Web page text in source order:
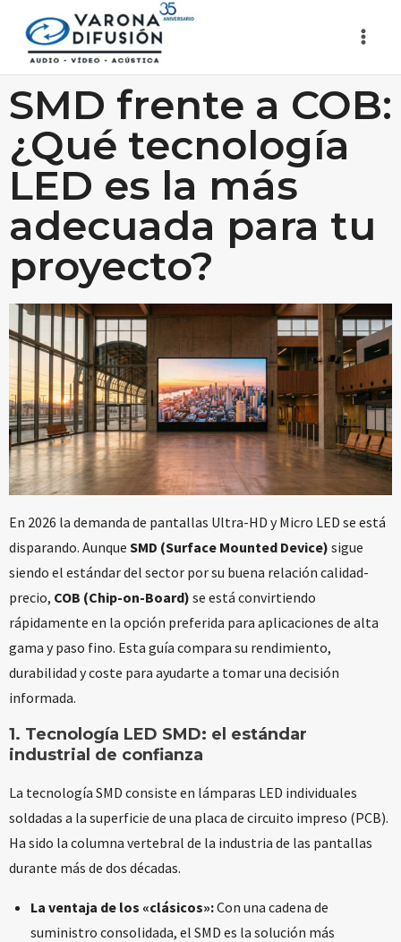
SMD frente a COB:
¿Qué tecnología
LED es la más
adecuada para tu
proyecto?
En 2026 la demanda de pantallas Ultra-HD y Micro LED se está
disparando. Aunque SMD (Surface Mounted Device) sigue
siendo el estándar del sector por su buena relación calidad-
precio, COB (Chip-on-Board) se está convirtiendo
rápidamente en la opción preferida para aplicaciones de alta
gama y paso fino. Esta guía compara su rendimiento,
durabilidad y coste para ayudarte a tomar una decisión
informada.
1. Tecnología LED SMD: el estándar
industrial de confianza
La tecnología SMD consiste en lámparas LED individuales
soldadas a la superficie de una placa de circuito impreso (PCB).
Ha sido la columna vertebral de la industria de las pantallas
durante más de dos décadas.
La ventaja de los «clásicos»:Con una cadena de
suministro consolidada, el SMD es la solución más